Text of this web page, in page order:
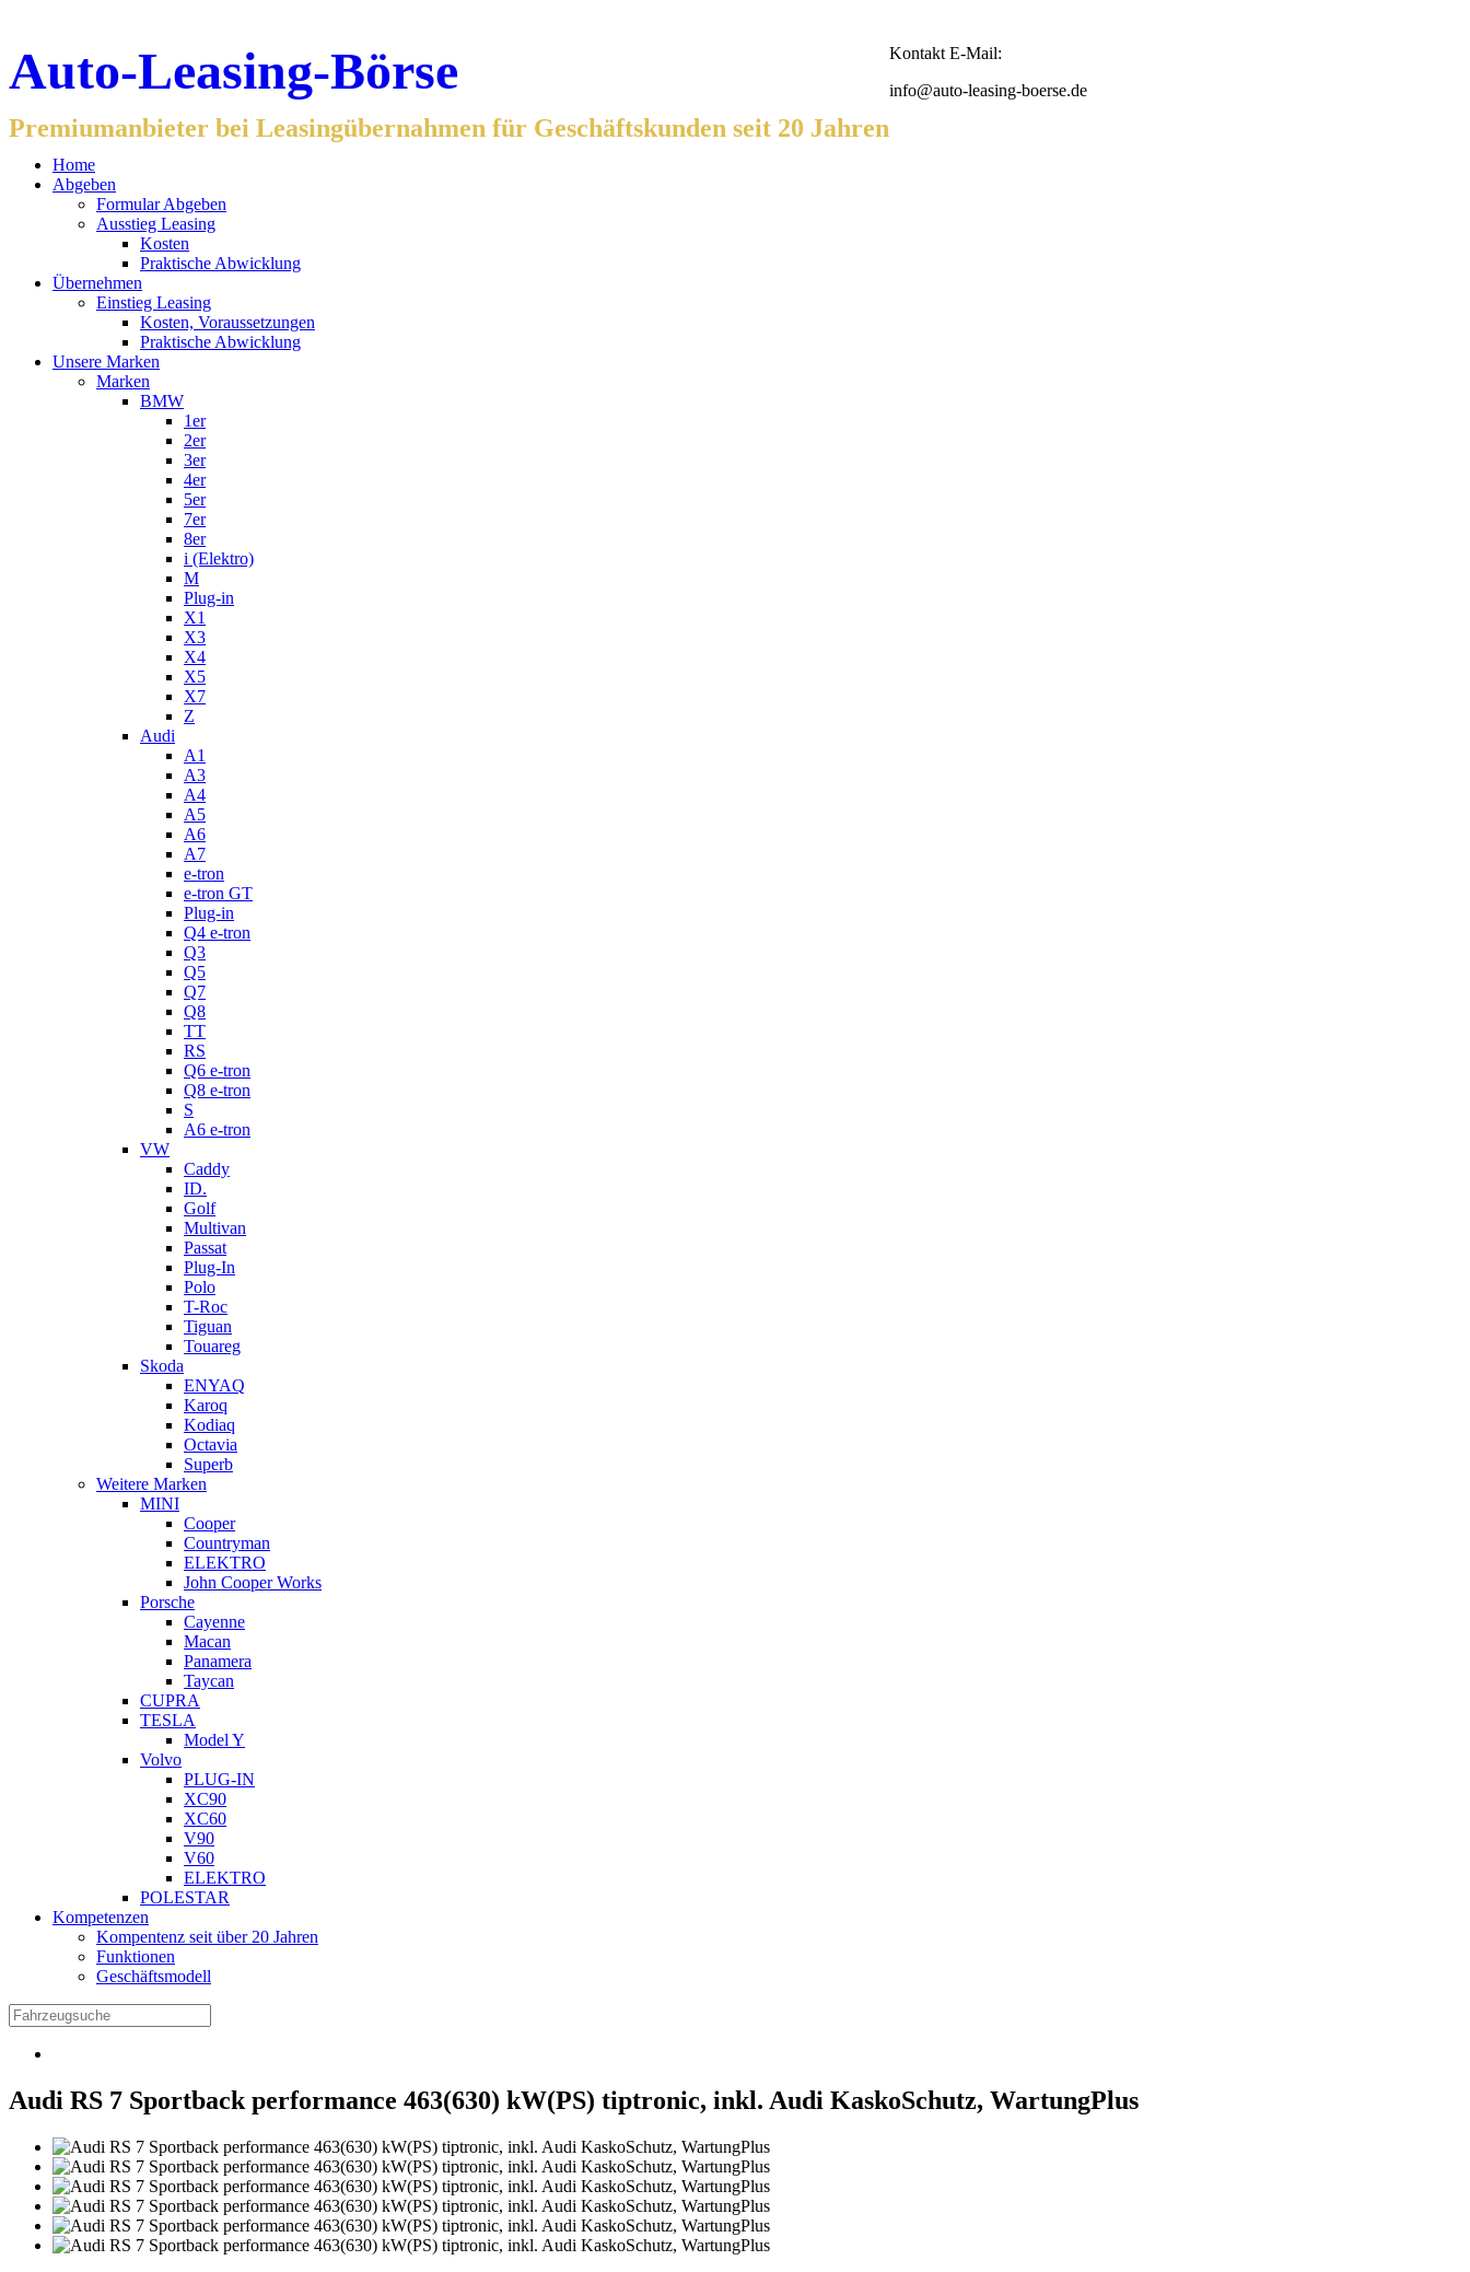
Auto-Leasing-Börse
Premiumanbieter bei Leasingübernahmen für Geschäftskunden seit 20 Jahren
Kontakt E-Mail:
info@auto-leasing-boerse.de
Home
Abgeben
Formular Abgeben
Ausstieg Leasing
Kosten
Praktische Abwicklung
Übernehmen
Einstieg Leasing
Kosten, Voraussetzungen
Praktische Abwicklung
Unsere Marken
Marken
BMW
1er
2er
3er
4er
5er
7er
8er
i (Elektro)
M
Plug-in
X1
X3
X4
X5
X7
Z
Audi
A1
A3
A4
A5
A6
A7
e-tron
e-tron GT
Plug-in
Q4 e-tron
Q3
Q5
Q7
Q8
TT
RS
Q6 e-tron
Q8 e-tron
S
A6 e-tron
VW
Caddy
ID.
Golf
Multivan
Passat
Plug-In
Polo
T-Roc
Tiguan
Touareg
Skoda
ENYAQ
Karoq
Kodiaq
Octavia
Superb
Weitere Marken
MINI
Cooper
Countryman
ELEKTRO
John Cooper Works
Porsche
Cayenne
Macan
Panamera
Taycan
CUPRA
TESLA
Model Y
Volvo
PLUG-IN
XC90
XC60
V90
V60
ELEKTRO
POLESTAR
Kompetenzen
Kompentenz seit über 20 Jahren
Funktionen
Geschäftsmodell
Audi RS 7 Sportback performance 463(630) kW(PS) tiptronic, inkl. Audi KaskoSchutz, WartungPlus